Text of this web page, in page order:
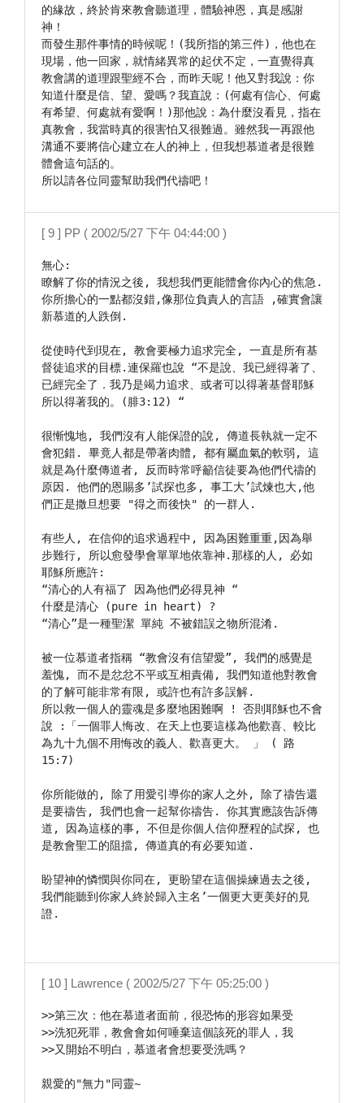
的緣故，終於肯來教會聽道理，體驗神恩，真是感謝
神！
而發生那件事情的時候呢！(我所指的第三件)，他也在
現場，他一回家，就情緒異常的起伏不定，一直覺得真
教會講的道理跟聖經不合，而昨天呢！他又對我說：你
知道什麼是信、望、愛嗎？我直說：(何處有信心、何處
有希望、何處就有愛啊！)那他說：為什麼沒看見，指在
真教會，我當時真的很害怕又很難過。雖然我一再跟他
溝通不要將信心建立在人的神上，但我想慕道者是很難
體會這句話的。
所以請各位同靈幫助我們代禱吧！
[ 9 ] PP ( 2002/5/27 下午 04:44:00 )
無心:
瞭解了你的情況之後, 我想我們更能體會你內心的焦急.
你所擔心的一點都沒錯,像那位負責人的言語 ,確實會讓
新慕道的人跌倒.
從使時代到現在, 教會要極力追求完全, 一直是所有基
督徒追求的目標.連保羅也說 “不是說、我已經得著了、
已經完全了．我乃是竭力追求、或者可以得著基督耶穌
所以得著我的。(腓3:12) “
很慚愧地, 我們沒有人能保證的說, 傳道長執就一定不
會犯錯. 畢竟人都是帶著肉體, 都有屬血氣的軟弱, 這
就是為什麼傳道者, 反而時常呼籲信徒要為他們代禱的
原因. 他們的恩賜多’試探也多, 事工大’試煉也大,他
們正是撒旦想要 "得之而後快" 的一群人.
有些人, 在信仰的追求過程中, 因為困難重重,因為舉
步難行, 所以愈發學會單單地依靠神.那樣的人, 必如
耶穌所應許:
“清心的人有福了 因為他們必得見神 “
什麼是清心 (pure in heart) ?
“清心”是一種聖潔 單純 不被錯誤之物所混淆.
被一位慕道者指稱 “教會沒有信望愛”, 我們的感覺是
羞愧, 而不是忿忿不平或互相責備, 我們知道他對教會
的了解可能非常有限, 或許也有許多誤解.
所以救一個人的靈魂是多麼地困難啊 ! 否則耶穌也不會
說 :「一個罪人悔改、在天上也要這樣為他歡喜、較比
為九十九個不用悔改的義人、歡喜更大。 」 ( 路
15:7)
你所能做的, 除了用愛引導你的家人之外, 除了禱告還
是要禱告, 我們也會一起幫你禱告. 你其實應該告訴傳
道, 因為這樣的事, 不但是你個人信仰歷程的試探, 也
是教會聖工的阻擋, 傳道真的有必要知道.
盼望神的憐憫與你同在, 更盼望在這個操練過去之後,
我們能聽到你家人終於歸入主名’一個更大更美好的見
證.
[ 10 ] Lawrence ( 2002/5/27 下午 05:25:00 )
>>第三次：他在慕道者面前，很恐怖的形容如果受
>>洗犯死罪，教會會如何唾棄這個該死的罪人，我
>>又開始不明白，慕道者會想要受洗嗎？
親愛的"無力"同靈~